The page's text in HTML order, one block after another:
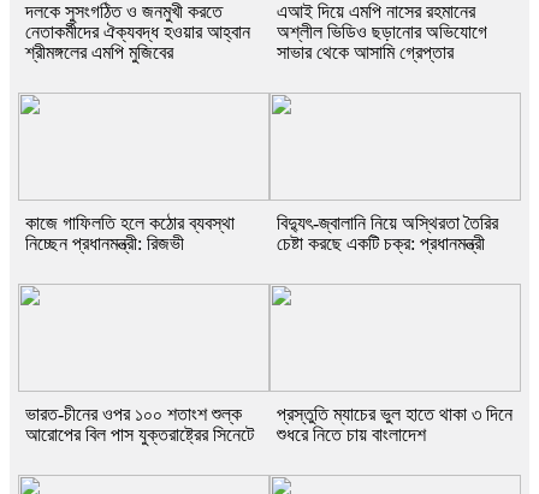
দলকে সুসংগঠিত ও জনমুখী করতে
নেতাকর্মীদের ঐক্যবদ্ধ হওয়ার আহ্বান
শ্রীমঙ্গলের এমপি মুজিবের
এআই দিয়ে এমপি নাসের রহমানের
অশ্লীল ভিডিও ছড়ানোর অভিযোগে
সাভার থেকে আসামি গ্রেপ্তার
কাজে গাফিলতি হলে কঠোর ব্যবস্থা
নিচ্ছেন প্রধানমন্ত্রী: রিজভী
বিদ্যুৎ-জ্বালানি নিয়ে অস্থিরতা তৈরির
চেষ্টা করছে একটি চক্র: প্রধানমন্ত্রী
ভারত-চীনের ওপর ১০০ শতাংশ শুল্ক
আরোপের বিল পাস যুক্তরাষ্ট্রের সিনেটে
প্রস্তুতি ম্যাচের ভুল হাতে থাকা ৩ দিনে
শুধরে নিতে চায় বাংলাদেশ